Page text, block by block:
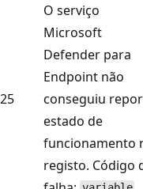
25
O serviço
Microsoft
Defender para
Endpoint não
conseguiu
estado de
funcionamento
registo. Código